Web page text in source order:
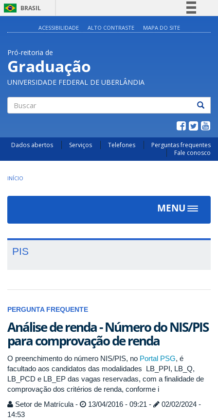
BRASIL
Legislação
Canais
ACESSIBILIDADE ALTO CONTRASTE MAPA DO SITE
Pró-reitoria de
Graduação
UNIVERSIDADE FEDERAL DE UBERLÂNDIA
Dados abertos Serviços Telefones
Perguntas frequentes
Fale conosco
INÍCIO
MENU
Toggle
PIS
PERGUNTA FREQUENTE
Análise de renda - Número do NIS/PIS
para comprovação de renda
O preenchimento do número NIS/PIS, no Portal PSG, é
facultado aos candidatos das modalidades LB_PPI, LB_Q,
LB_PCD e LB_EP das vagas reservadas, com a finalidade de
comprovação dos critérios de renda, conforme i
Setor de Matrícula -
13/04/2016 - 09:21 -
02/02/2024 -
14:53